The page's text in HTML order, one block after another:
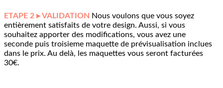
ETAPE 2 ▸ VALIDATION Nous voulons que vous soyez
entièrement satisfaits de votre design. Aussi, si vous
souhaitez apporter des modifications, vous avez une
seconde puis troisieme maquette de prévisualisation inclues
dans le prix. Au delà, les maquettes vous seront facturées
30€.